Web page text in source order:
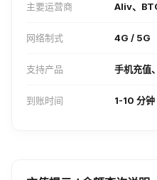
主要运营商 Aliv、
网络制式 4G / 5G
支持产品 手机充值
到账时间 1-10 分钟